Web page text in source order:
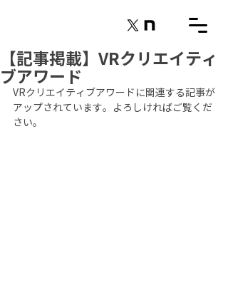
【記事掲載】VRクリエイティ
ブアワード
VRクリエイティブアワードに関連する記事が
アップされています。よろしければご覧くだ
さい。